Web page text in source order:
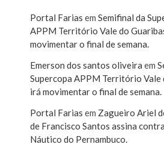
Portal Farias em Semifinal da
APPM Território Vale do
movimentar o final de semana.
Emerson dos santos oliveira em
Supercopa APPM Território Vale
irá movimentar o final de semana.
Portal Farias em Zagueiro Ariel
de Francisco Santos assina
Náutico do Pernambuco.